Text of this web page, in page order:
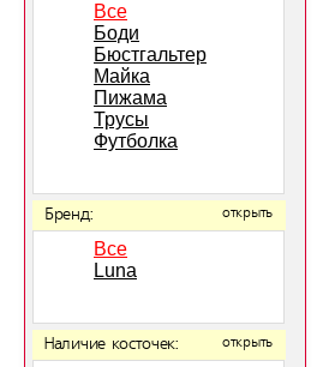
Все
Боди
Бюстгальтер
Майка
Пижама
Трусы
Футболка
Бренд: открыть
Все
Luna
Наличие косточек: открыть